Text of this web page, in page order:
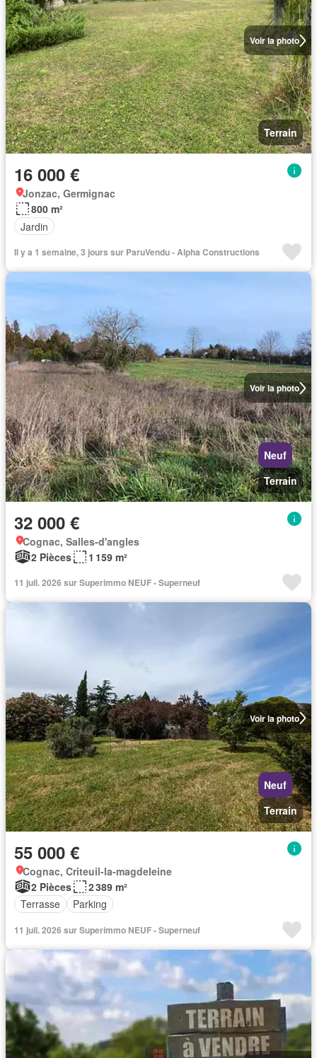
Voir la photo
Terrain
16 000 €
Jonzac, Germignac
800 m²
Jardin
Il y a 1 semaine, 3 jours sur ParuVendu - Alpha Constructions
Voir la photo
Neuf
Terrain
32 000 €
Cognac, Salles-d'angles
2 Pièces
1 159 m²
11 juil. 2026 sur Superimmo NEUF - Superneuf
Voir la photo
Neuf
Terrain
55 000 €
Cognac, Criteuil-la-magdeleine
2 Pièces
2 389 m²
Terrasse
Parking
11 juil. 2026 sur Superimmo NEUF - Superneuf